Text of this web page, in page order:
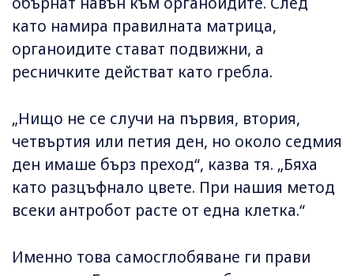
като намира правилната матрица,
органоидите стават подвижни, а
ресничките действат като гребла.
„Нищо не се случи на първия, втория,
четвъртия или петия ден, но около седмия
ден имаше бърз преход“, казва тя. „Бяха
като разцъфнало цвете. При нашия метод
всеки антробот расте от една клетка.“
Именно това самосглобяване ги прави